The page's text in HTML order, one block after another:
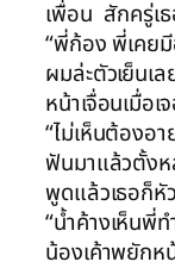
เพื่อน สักครู่เ
“พี่ก้อง พี่เคยมี
ผมล่ะตัวเย็นเ
หน้าเจื่อนเมื่อ
“ไม่เห็นต้องอ
ฟันมาแล้วตั้ง
พูดแล้วเธอก็หัว
“น้ำค้างเห็นพี่
น้องเค้าพยักห